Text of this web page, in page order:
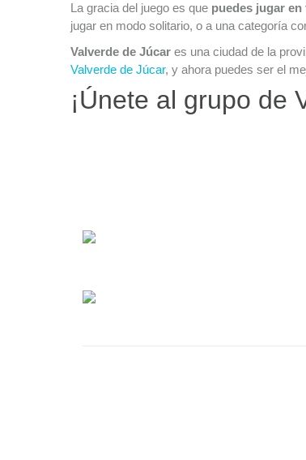
La gracia del juego es que puedes jugar
jugar en modo solitario, o a una categoría
Valverde de Júcar es una ciudad de la
Valverde de Júcar, y ahora puedes ser el
¡Únete al grupo de